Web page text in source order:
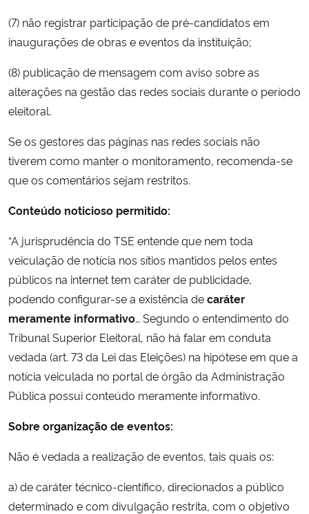
(7) não registrar participação de pré-candidatos em
inaugurações de obras e eventos da instituição;
(8) publicação de mensagem com aviso sobre as
alterações na gestão das redes sociais durante o período
eleitoral.
Se os gestores das páginas nas redes sociais não
tiverem como manter o monitoramento, recomenda-se
que os comentários sejam restritos.
Conteúdo noticioso permitido:
“A jurisprudência do TSE entende que nem toda
veiculação de notícia nos sítios mantidos pelos entes
públicos na internet tem caráter de publicidade,
podendo configurar-se a existência decaráter
meramente informativo… Segundo o entendimento do
Tribunal Superior Eleitoral, não há falar em conduta
vedada (art. 73 da Lei das Eleições) na hipótese em que a
notícia veiculada no portal de órgão da Administração
Pública possui conteúdo meramente informativo.
Sobre organização de eventos:
Não é vedada a realização de eventos, tais quais os:
a) de caráter técnico-científico, direcionados a público
determinado e com divulgação restrita, com o objetivo